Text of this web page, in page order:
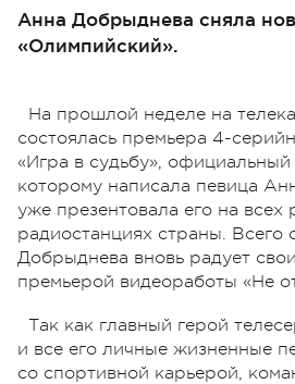
Анна Добрыднева сняла
«Олимпийский».
На прошлой неделе на
состоялась премьера 4-
«Игра в судьбу», официальный
которому написала певица
уже презентовала его на всех
радиостанциях страны. Всего
Добрыднева вновь радует
премьерой видеоработы «Не
Так как главный герой
и все его личные жизненные
сo спортивной карьерой,